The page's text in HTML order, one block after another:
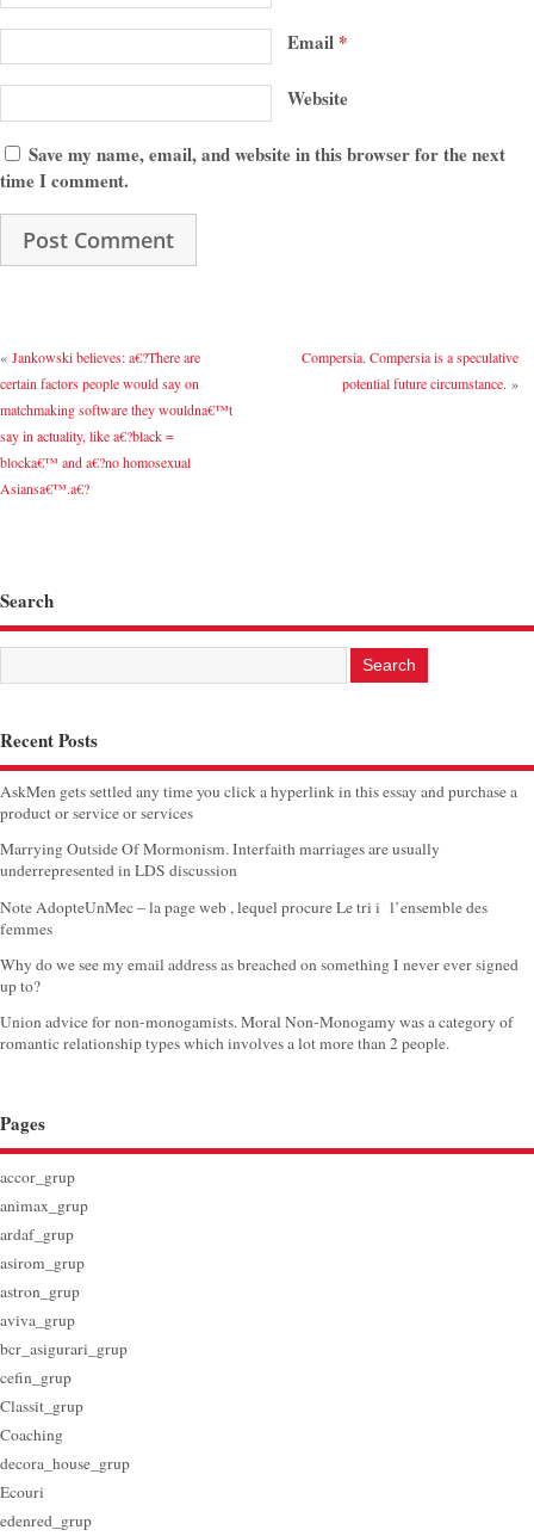
Email *
Website
Save my name, email, and website in this browser for the next
time I comment.
« Jankowski believes: a€?There are
certain factors people would say on
matchmaking software they wouldna€™t
say in actuality, like a€?black =
blocka€™ and a€?no homosexual
Asiansa€™.a€?
Compersia. Compersia is a speculative
potential future circumstance. »
Search
Recent Posts
AskMen gets settled any time you click a hyperlink in this essay and purchase a
product or service or services
Marrying Outside Of Mormonism. Interfaith marriages are usually
underrepresented in LDS discussion
Note AdopteUnMec – la page web , lequel procure Le tri i l’ensemble des
femmes
Why do we see my email address as breached on something I never ever signed
up to?
Union advice for non-monogamists. Moral Non-Monogamy was a category of
romantic relationship types which involves a lot more than 2 people.
Pages
accor_grup
animax_grup
ardaf_grup
asirom_grup
astron_grup
aviva_grup
bcr_asigurari_grup
cefin_grup
Classit_grup
Coaching
decora_house_grup
Ecouri
edenred_grup